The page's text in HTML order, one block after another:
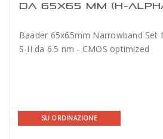
DA 65X65 MM (H-
Baader 65x65mm Narrowband Set
S-II da 6.5 nm - CMOS optimized
SU ORDINAZIONE